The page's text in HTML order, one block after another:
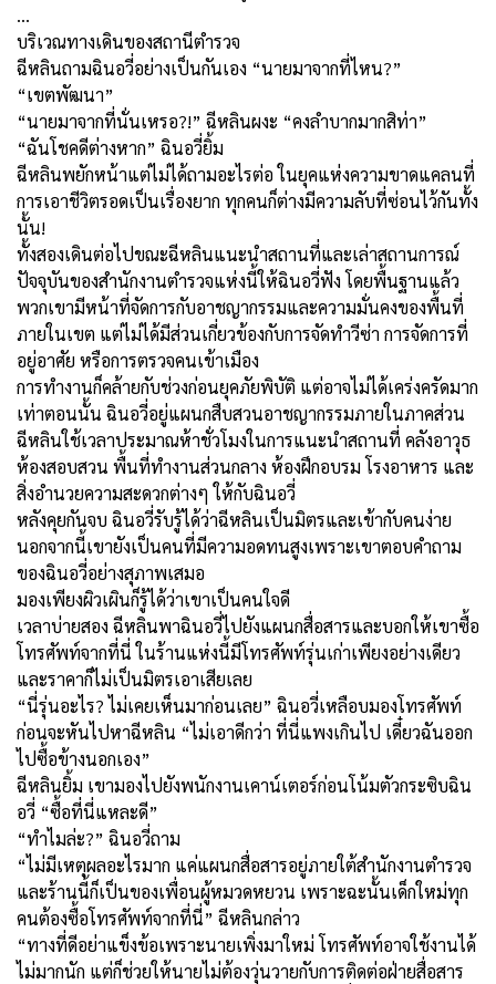
…
บริเวณทางเดินของสถานีตำรวจ
ฉีหลินถามฉินอวี่อย่างเป็นกันเอง “นายมาจากที่ไหน?”
“เขตพัฒนา”
“นายมาจากที่นั่นเหรอ?!” ฉีหลินผงะ “คงลำบากมากสิท่า”
“ฉันโชคดีต่างหาก” ฉินอวี่ยิ้ม
ฉีหลินพยักหน้าแต่ไม่ได้ถามอะไรต่อ ในยุคแห่งความขาดแคลนที่
การเอาชีวิตรอดเป็นเรื่องยาก ทุกคนก็ต่างมีความลับที่ซ่อนไว้กันทั้ง
นั้น!
ทั้งสองเดินต่อไปขณะฉีหลินแนะนำสถานที่และเล่าสถานการณ์
ปัจจุบันของสำนักงานตำรวจแห่งนี้ให้ฉินอวี่ฟัง โดยพื้นฐานแล้ว
พวกเขามีหน้าที่จัดการกับอาชญากรรมและความมั่นคงของพื้นที่
ภายในเขต แต่ไม่ได้มีส่วนเกี่ยวข้องกับการจัดทำวีซ่า การจัดการที่
อยู่อาศัย หรือการตรวจคนเข้าเมือง
การทำงานก็คล้ายกับช่วงก่อนยุคภัยพิบัติ แต่อาจไม่ได้เคร่งครัดมาก
เท่าตอนนั้น ฉินอวี่อยู่แผนกสืบสวนอาชญากรรมภายในภาคส่วน
ฉีหลินใช้เวลาประมาณห้าชั่วโมงในการแนะนำสถานที่ คลังอาวุธ
ห้องสอบสวน พื้นที่ทำงานส่วนกลาง ห้องฝึกอบรม โรงอาหาร และ
สิ่งอำนวยความสะดวกต่างๆ ให้กับฉินอวี่
หลังคุยกันจบ ฉินอวี่รับรู้ได้ว่าฉีหลินเป็นมิตรและเข้ากับคนง่าย
นอกจากนี้เขายังเป็นคนที่มีความอดทนสูงเพราะเขาตอบคำถาม
ของฉินอวี่อย่างสุภาพเสมอ
มองเพียงผิวเผินก็รู้ได้ว่าเขาเป็นคนใจดี
เวลาบ่ายสอง ฉีหลินพาฉินอวี่ไปยังแผนกสื่อสารและบอกให้เขาซื้อ
โทรศัพท์จากที่นี่ ในร้านแห่งนี้มีโทรศัพท์รุ่นเก่าเพียงอย่างเดียว
และราคาก็ไม่เป็นมิตรเอาเสียเลย
“นี่รุ่นอะไร? ไม่เคยเห็นมาก่อนเลย” ฉินอวี่เหลือบมองโทรศัพท์
ก่อนจะหันไปหาฉีหลิน “ไม่เอาดีกว่า ที่นี่แพงเกินไป เดี๋ยวฉันออก
ไปซื้อข้างนอกเอง”
ฉีหลินยิ้ม เขามองไปยังพนักงานเคาน์เตอร์ก่อนโน้มตัวกระซิบฉิน
อวี่ “ซื้อที่นี่แหละดี”
“ทำไมล่ะ?” ฉินอวี่ถาม
“ไม่มีเหตุผลอะไรมาก แค่แผนกสื่อสารอยู่ภายใต้สำนักงานตำรวจ
และร้านนี้ก็เป็นของเพื่อนผู้หมวดหยวน เพราะฉะนั้นเด็กใหม่ทุก
คนต้องซื้อโทรศัพท์จากที่นี่” ฉีหลินกล่าว
“ทางที่ดีอย่าแข็งข้อเพราะนายเพิ่งมาใหม่ โทรศัพท์อาจใช้งานได้
ไม่มากนัก แต่ก็ช่วยให้นายไม่ต้องวุ่นวายกับการติดต่อฝ่ายสื่อสาร